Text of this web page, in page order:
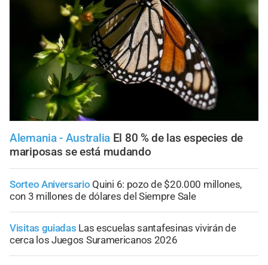
Alemania - Australia El 80 % de las especies de
mariposas se está mudando
Sorteo Aniversario Quini 6: pozo de $20.000 millones,
con 3 millones de dólares del Siempre Sale
Visitas guiadas Las escuelas santafesinas vivirán de
cerca los Juegos Suramericanos 2026